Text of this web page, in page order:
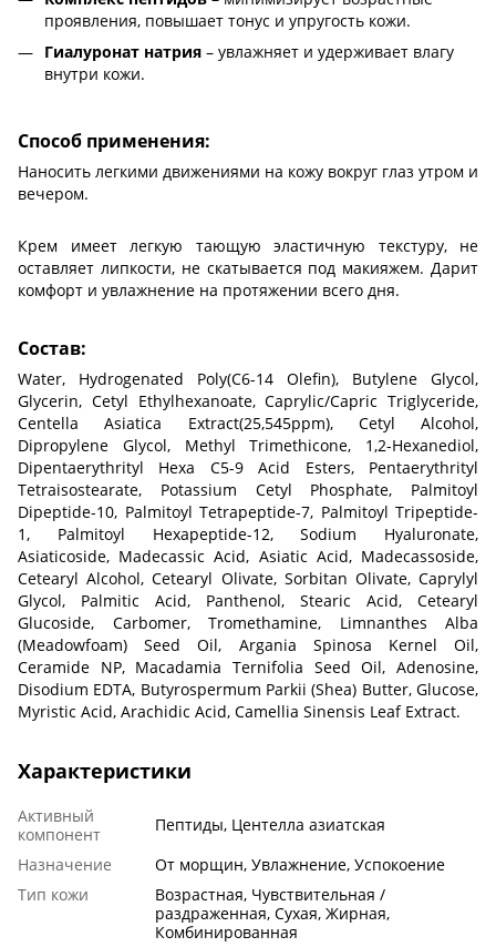
проявления, повышает тонус и упругость кожи.
Гиалуронат натрия – увлажняет и удерживает влагу
внутри кожи.
Способ применения:
Наносить легкими движениями на кожу вокруг глаз утром и
вечером.
Крем имеет легкую тающую эластичную текстуру, не
оставляет липкости, не скатывается под макияжем. Дарит
комфорт и увлажнение на протяжении всего дня.
Состав:
Water, Hydrogenated Poly(C6-14 Olefin), Butylene Glycol,
Glycerin, Cetyl Ethylhexanoate, Caprylic/Capric Triglyceride,
Centella Asiatica Extract(25,545ppm), Cetyl Alcohol,
Dipropylene Glycol, Methyl Trimethicone, 1,2-Hexanediol,
Dipentaerythrityl Hexa C5-9 Acid Esters, Pentaerythrityl
Tetraisostearate, Potassium Cetyl Phosphate, Palmitoyl
Dipeptide-10, Palmitoyl Tetrapeptide-7, Palmitoyl Tripeptide-
1, Palmitoyl Hexapeptide-12, Sodium Hyaluronate,
Asiaticoside, Madecassic Acid, Asiatic Acid, Madecassoside,
Cetearyl Alcohol, Cetearyl Olivate, Sorbitan Olivate, Caprylyl
Glycol, Palmitic Acid, Panthenol, Stearic Acid, Cetearyl
Glucoside, Carbomer, Tromethamine, Limnanthes Alba
(Meadowfoam) Seed Oil, Argania Spinosa Kernel Oil,
Ceramide NP, Macadamia Ternifolia Seed Oil, Adenosine,
Disodium EDTA, Butyrospermum Parkii (Shea) Butter, Glucose,
Myristic Acid, Arachidic Acid, Camellia Sinensis Leaf Extract.
Характеристики
Активный
компонент
Пептиды, Центелла азиатская
Назначение
От морщин, Увлажнение, Успокоение
Тип кожи
Возрастная, Чувствительная /
раздраженная, Сухая, Жирная,
Комбинированная